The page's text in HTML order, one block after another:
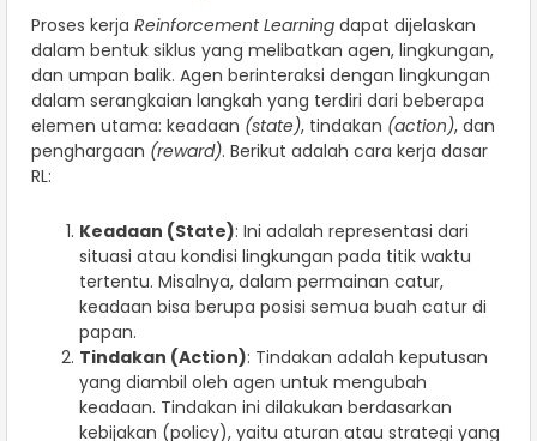
Proses kerja Reinforcement Learning dapat dijelaskan
dalam bentuk siklus yang melibatkan agen, lingkungan,
dan umpan balik. Agen berinteraksi dengan lingkungan
dalam serangkaian langkah yang terdiri dari beberapa
elemen utama: keadaan (state), tindakan (action), dan
penghargaan (reward). Berikut adalah cara kerja dasar
RL:
Keadaan (State): Ini adalah representasi dari
situasi atau kondisi lingkungan pada titik waktu
tertentu. Misalnya, dalam permainan catur,
keadaan bisa berupa posisi semua buah catur di
papan.
Tindakan (Action): Tindakan adalah keputusan
yang diambil oleh agen untuk mengubah
keadaan. Tindakan ini dilakukan berdasarkan
kebijakan (policy), yaitu aturan atau strategi yang